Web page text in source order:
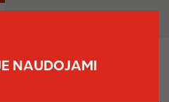
NAUDOJAMI